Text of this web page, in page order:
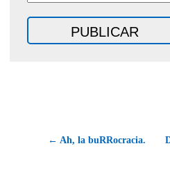
← Ah, la buRRocracia.